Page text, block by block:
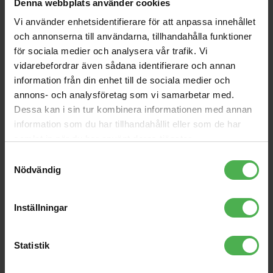
Denna webbplats använder cookies
Vi använder enhetsidentifierare för att anpassa innehållet
och annonserna till användarna, tillhandahålla funktioner
för sociala medier och analysera vår trafik. Vi
vidarebefordrar även sådana identifierare och annan
information från din enhet till de sociala medier och
annons- och analysföretag som vi samarbetar med.
Dessa kan i sin tur kombinera informationen med annan
information som du har tillhandahållit eller som de har
Nödvändig
Inställningar
Statistik
GSP3202 Studio Monitor
Speaker Stand
979 kr
LP-6 V2 White
2222 kr
MIDI Coupler 5-pin DIN to
Same
100 kr
2xRCA Ma > 2x6.3mm Ma
Double RCA-Angled RCA
Black 3m
149 kr
TLM 107 NI Rycote Bundle
[Nickel]
13999 kr